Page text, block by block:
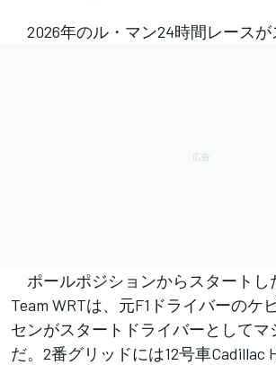
2026年のル・マン24時間レースが
ポールポジションからスタートし
Team WRTは、元F1ドライバーのケ
センがスタートドライバーとしてマ
だ。2番グリッドには12号車Cadillac